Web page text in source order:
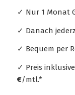
✓ Nur 1 Monat
✓ Danach
✓ Bequem per
✓ Preis
€/mtl.*